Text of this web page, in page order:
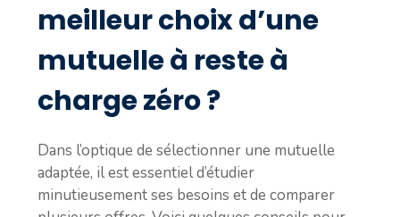
meilleur choix d’une
mutuelle à reste à
charge zéro ?
Dans l’optique de sélectionner une mutuelle
adaptée, il est essentiel d’étudier
minutieusement ses besoins et de comparer